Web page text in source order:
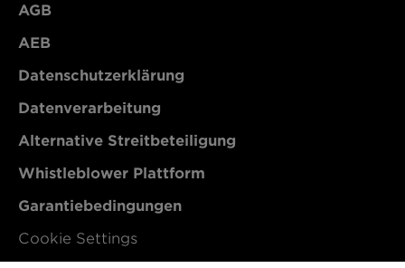
AGB
AEB
Datenschutzerklärung
Datenverarbeitung
Alternative Streitbeteiligung
Whistleblower Plattform
Garantiebedingungen
Cookie Settings